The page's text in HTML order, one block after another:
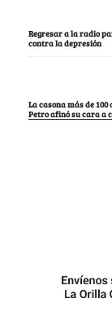
Regresar a la radio
contra la depresión
La casona más de
Petro afinó su cara a